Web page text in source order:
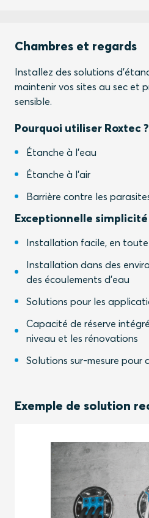
Chambres et regards
Installez des solutions
maintenir vos sites au sec et
sensible.
Pourquoi utiliser Roxtec ?
Étanche à l'eau
Étanche à l'air
Barrière contre les
Exceptionnelle simplicité
Installation facile, en toute
Installation dans des
des écoulements d'eau
Solutions pour les
Capacité de réserve
niveau et les rénovations
Solutions sur-mesure pour
Exemple de solution